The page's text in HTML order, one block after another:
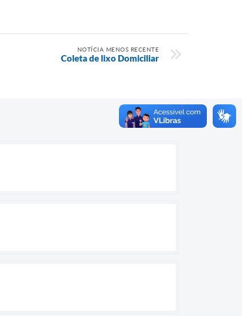
NOTÍCIA MENOS RECENTE
Coleta de lixo Domiciliar